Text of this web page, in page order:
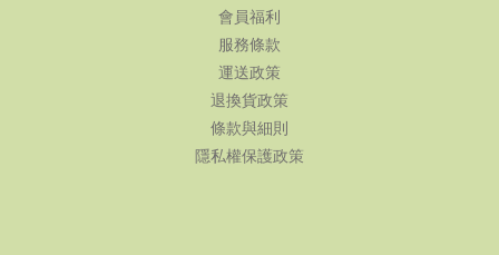
會員福利
服務條款
運送政策
退換貨政策
條款與細則
隱私權保護政策